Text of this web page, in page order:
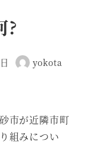
?
著
yokota
市が近隣市町
組みについ